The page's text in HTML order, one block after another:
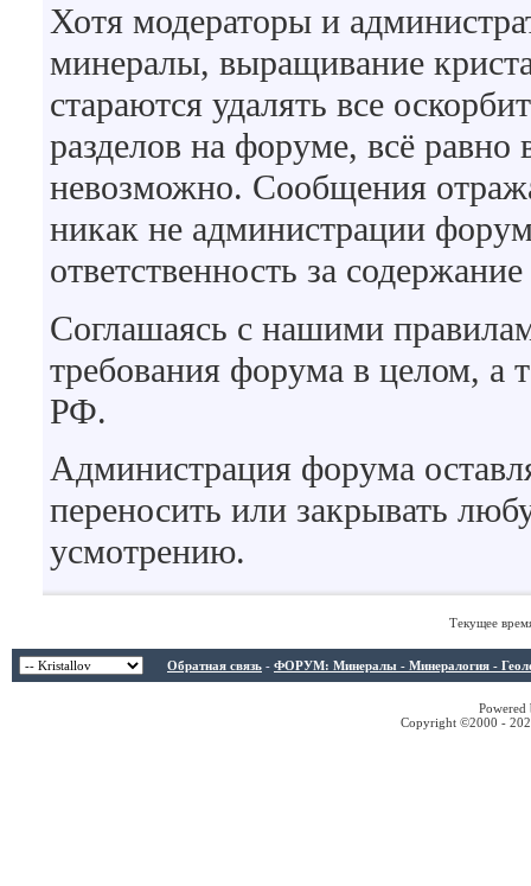
Хотя модераторы и
минералы, выращивание
стараются удалять все
разделов на форуме, всё
невозможно. Сообщения
никак не администрации
ответственность за
Соглашаясь с нашими
требования форума в целом, а
РФ.
Администрация форума
переносить или закрывать
усмотрению.
Текущее
Обратная связь - ФОРУМ: Минералы - Минералогия -
Copyright ©2000 -